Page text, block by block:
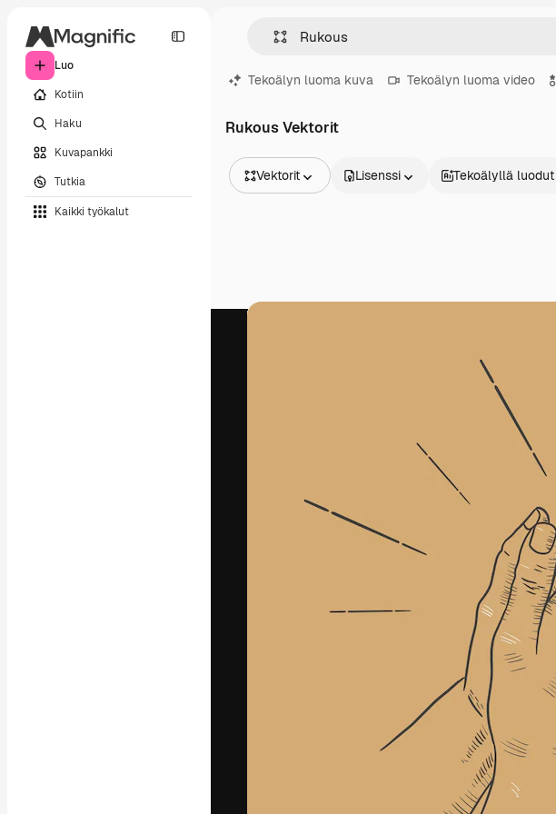
Luo
Kotiin
Haku
Kuvapankki
Tutkia
Kaikki työkalut
Tekoälyn luoma kuva Tekoälyn luoma video
Rukous Vektorit
Vektorit
Videot
Lisenssi Tekoälyllä luodut
toteuttamiseen. Yli miljoona tilaajaa
luovien alojen ammattilaisten, yritysten,
toimistojen ja studioiden joukossa.